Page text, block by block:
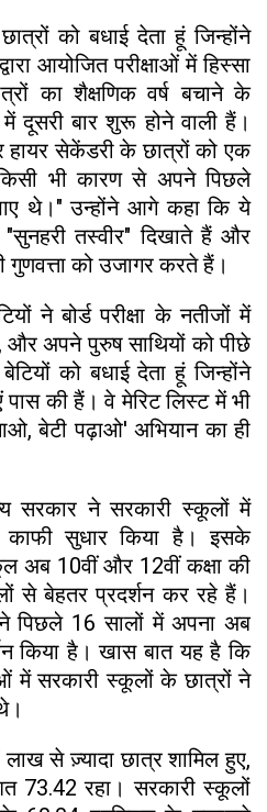
को बधाई देता हूं जिन्होंने
आयोजित परीक्षाओं में हिस्सा
का शैक्षणिक वर्ष बचाने के
में दूसरी बार शुरू होने वाली हैं।
सेकेंडरी के छात्रों को एक
भी कारण से अपने पिछले
थे।" उन्होंने आगे कहा कि ये
तस्वीर" दिखाते हैं और
गुणवत्ता को उजागर करते हैं।
ने बोर्ड परीक्षा के नतीजों में
और अपने पुरुष साथियों को पीछे
को बधाई देता हूं जिन्होंने
पास की हैं। वे मेरिट लिस्ट में भी
बेटी पढ़ाओ' अभियान का ही
सरकार ने सरकारी स्कूलों में
काफी सुधार किया है। इसके
अब 10वीं और 12वीं कक्षा की
से बेहतर प्रदर्शन कर रहे हैं।
पिछले 16 सालों में अपना अब
किया है। खास बात यह है कि
में सरकारी स्कूलों के छात्रों ने
लाख से ज़्यादा छात्र शामिल हुए,
73.42 रहा। सरकारी स्कूलों